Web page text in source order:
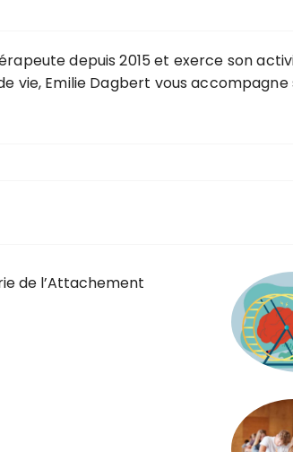
depuis 2015 et exerce son
vie, Emilie Dagbert vous
de l’Attachement